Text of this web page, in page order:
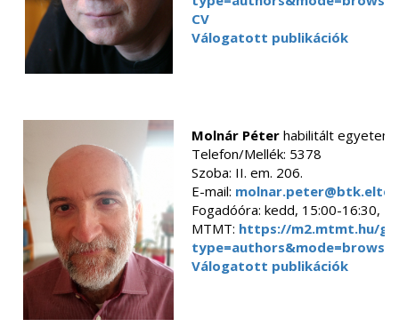
CV
Válogatott publikációk
Molnár Péter habilitált
Telefon/Mellék: 5378
Szoba: II. em. 206.
E-mail:
Fogadóóra: kedd, 15:00-16:30,
MTMT: https://m2.mtmt.hu/
Válogatott publikációk